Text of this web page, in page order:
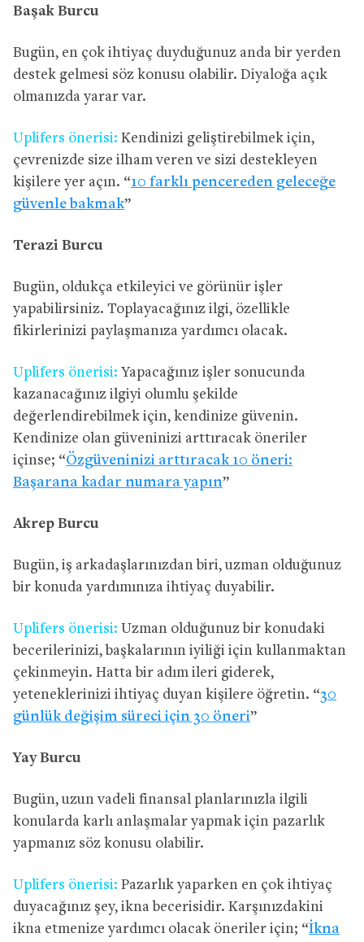
Başak Burcu
Bugün, en çok ihtiyaç duyduğunuz anda bir yerden
destek gelmesi söz konusu olabilir. Diyaloğa açık
olmanızda yarar var.
Uplifers önerisi: Kendinizi geliştirebilmek için,
çevrenizde size ilham veren ve sizi destekleyen
kişilere yer açın. “10 farklı pencereden geleceğe
güvenle bakmak”
Terazi Burcu
Bugün, oldukça etkileyici ve görünür işler
yapabilirsiniz. Toplayacağınız ilgi, özellikle
fikirlerinizi paylaşmanıza yardımcı olacak.
Uplifers önerisi: Yapacağınız işler sonucunda
kazanacağınız ilgiyi olumlu şekilde
değerlendirebilmek için, kendinize güvenin.
Kendinize olan güveninizi arttıracak öneriler
içinse; “Özgüveninizi arttıracak 10 öneri:
Başarana kadar numara yapın”
Akrep Burcu
Bugün, iş arkadaşlarınızdan biri, uzman olduğunuz
bir konuda yardımınıza ihtiyaç duyabilir.
Uplifers önerisi: Uzman olduğunuz bir konudaki
becerilerinizi, başkalarının iyiliği için kullanmaktan
çekinmeyin. Hatta bir adım ileri giderek,
yeteneklerinizi ihtiyaç duyan kişilere öğretin. “30
günlük değişim süreci için 30 öneri”
Yay Burcu
Bugün, uzun vadeli finansal planlarınızla ilgili
konularda karlı anlaşmalar yapmak için pazarlık
yapmanız söz konusu olabilir.
Uplifers önerisi: Pazarlık yaparken en çok ihtiyaç
duyacağınız şey, ikna becerisidir. Karşınızdakini
ikna etmenize yardımcı olacak öneriler için; “İkna